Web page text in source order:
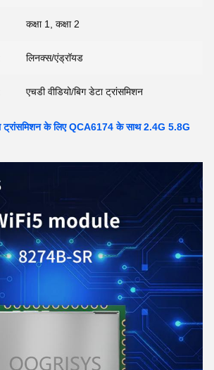
कक्षा 1, कक्षा 2
लिनक्स/एंड्रॉयड
एचडी वीडियो/बिग डेटा ट्रांसमिशन
ट्रांसमिशन के लिए QCA6174 के साथ 2.4G 5.8G